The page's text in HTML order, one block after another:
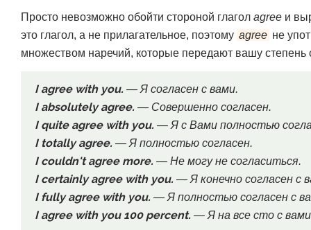
Просто невозможно обойти стороной глагол agree и
это глагол, а не прилагательное, поэтому agree не
множеством наречий, которые передают вашу степень
I agree with you. — Я согласен с вами.
I absolutely agree. — Совершенно согласен.
I quite agree with you. — Я с Вами полностью
I totally agree. — Я полностью согласен.
I couldn't agree more. — Не могу не согласиться.
I certainly agree with you. — Я конечно согласен с
I fully agree with you. — Я полностью согласен с
I agree with you 100 percent. — Я на все сто с